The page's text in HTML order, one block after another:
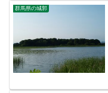
群馬県の城郭